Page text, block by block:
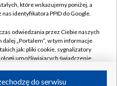
Pomoc
Kanały
które wskazujemy poniżej, a
identyfikatora PPID do Google.
odwiedzania przez Ciebie naszych
dalej „Portalem”, w tym informacje
jak: pliki cookie, sygnalizatory
umożliwiających świadczenie
do serwisu